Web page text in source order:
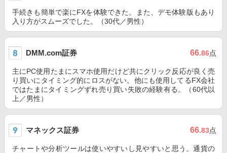
手続きも簡単で楽にFXを体験できた。また、デモ体験版もあり
入り方がスムーズでした。（30代／男性）
DMM.com証券 66.86点
主にPC使用たまにスマホ使用だけど共にクリック反応が良く売
り買いにタイミング的にロスがない。他にも使用してるFX会社
ではたまにタイミングずれ売り買い失敗の経験有る。（60代以
上／男性）
マネックス証券 66.83点
チャートや分析ツールは使いやすいし見やすいと思う。通貨の